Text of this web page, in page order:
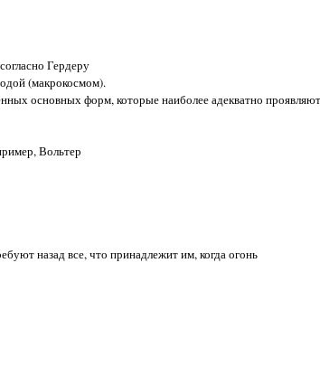
Гердеру
(макрокосмом).
основных форм, которые наиболее адекватно
Вольтер
назад все, что принадлежит им, когда огонь